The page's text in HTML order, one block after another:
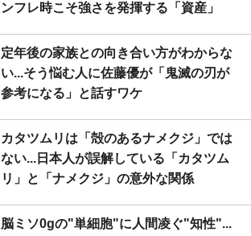
ンフレ時こそ強さを発揮する「資産」
定年後の家族との向き合い方がわからな
い...そう悩む人に佐藤優が「鬼滅の刃が
参考になる」と話すワケ
カタツムリは「殻のあるナメクジ」では
ない...日本人が誤解している「カタツム
リ」と「ナメクジ」の意外な関係
脳ミソ0gの"単細胞"に人間凌ぐ"知性"...